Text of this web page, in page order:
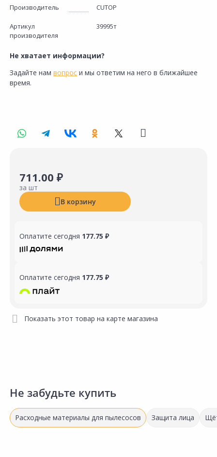
Производитель CUTOP
Артикул
производителя
39995т
Не хватает информации?
Задайте нам вопрос и мы ответим на него в ближайшее
время.
711.00 ₽
за шт
В корзину
Оплатите сегодня 177.75 ₽
Оплатите сегодня 177.75 ₽
Показать этот товар на карте магазина
Не забудьте купить
Расходные материалы для пылесосов Защита лица